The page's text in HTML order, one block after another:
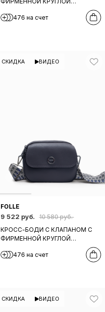
ТКАНЕВЫМ РЕМНЕМ ОТ FOLLE В
476 на счет
СКИДКА ВИДЕО
FOLLE
9 522 руб.
10 580 руб.
КРОСС-БОДИ C КЛАПАНОМ С
ФИРМЕННОЙ КРУГЛОЙ
ТКАНЕВЫМ РЕМНЕМ ОТ FOLLE В
476 на счет
СКИДКА ВИДЕО